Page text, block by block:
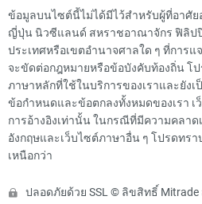
ข้อมูลบนไซต์นี้ไม่ได้มีไว้สำหรับผู้ที่อาศัย
ญี่ปุ่น นิวซีแลนด์ สหราชอาณาจักร ฟิลิป
ประเทศหรือเขตอำนาจศาลใด ๆ ที่การแ
จะขัดต่อกฎหมายหรือข้อบังคับท้องถิ่น โ
ภาษาหลักที่ใช้ในบริการของเราและยัง
ข้อกำหนดและข้อตกลงทั้งหมดของเรา
การอ้างอิงเท่านั้น ในกรณีที่มีความคลาด
อังกฤษและเว็บไซต์ภาษาอื่น ๆ โปรดทร
เหนือกว่า
ปลอดภัยด้วย SSL © ลิขสิทธิ์